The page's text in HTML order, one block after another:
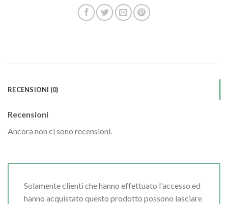
RECENSIONI (0)
Recensioni
Ancora non ci sono recensioni.
Solamente clienti che hanno effettuato l'accesso ed
hanno acquistato questo prodotto possono lasciare